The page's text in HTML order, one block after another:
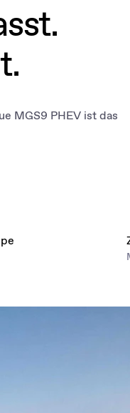
MGS9 PHEV ist das